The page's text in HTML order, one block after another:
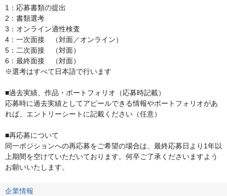
1：応募書類の提出
2：書類選考
3：オンライン適性検査
4：一次面接　（対面／オンライン）
5：二次面接　（対面）
6：最終面接　（対面﻿）
※選考はすべて日本語で行います
■過去実績、作品・ポートフォリオ（応募時記載）
応募時に過去実績としてアピールできる情報やポートフォリオがあ
れば、エントリーシートに記載ください（任意）
■再応募について
同一ポジションへの再応募をご希望の場合は、最終応募日より1年以
上期間を空けていただいております。何卒ご了承くださいますよう
お願いいたします。
企業情報